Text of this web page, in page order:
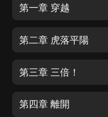
第一章 穿越
第二章 虎落平陽
第三章 三倍！
第四章 離開